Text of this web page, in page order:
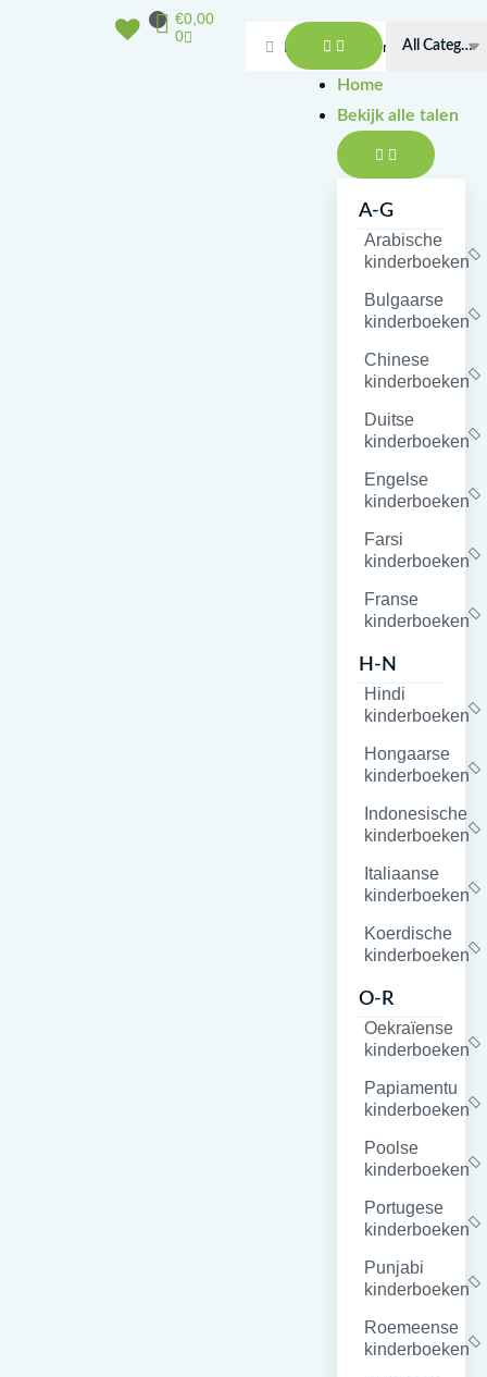
Search
Home
Bekijk alle talen
Bekijk
alle
Bekijk
alle
A-G
Arabische
kinderboeken
Bulgaarse
kinderboeken
Chinese
kinderboeken
Duitse
kinderboeken
Engelse
kinderboeken
Farsi
kinderboeken
Franse
kinderboeken
H-N
Hindi
kinderboeken
Hongaarse
kinderboeken
Indonesische
kinderboeken
Italiaanse
kinderboeken
Koerdische
kinderboeken
O-R
Oekraïense
kinderboeken
Papiamentu
kinderboeken
Poolse
kinderboeken
Portugese
kinderboeken
Punjabi
kinderboeken
Roemeense
kinderboeken
€0,00
0
Winkelwagen